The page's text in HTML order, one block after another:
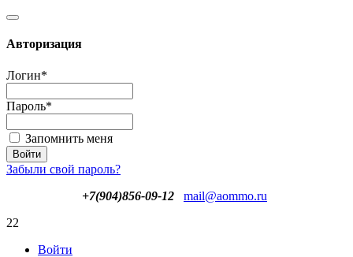
Авторизация
Логин*
Пароль*
Запомнить меня
Забыли свой пароль?
+7(904)856-09-12
mail@aommo.ru
22
Войти